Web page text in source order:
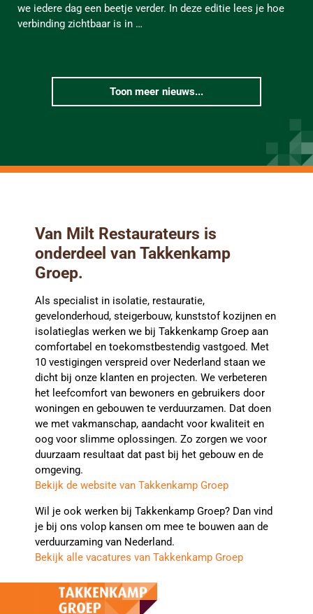
we iedere dag een beetje verder. In deze editie lees je hoe
verbinding zichtbaar is in …
Toon meer nieuws...
Van Milt Restaurateurs is
onderdeel van Takkenkamp
Groep.
Als specialist in isolatie, restauratie,
gevelonderhoud, steigerbouw, kunststof kozijnen en
isolatieglas werken we bij Takkenkamp Groep aan
comfortabel en toekomstbestendig vastgoed. Met
10 vestigingen verspreid over Nederland staan we
dicht bij onze klanten en projecten. We verbeteren
het leefcomfort van bewoners en gebruikers door
woningen en gebouwen te verduurzamen. Dat doen
we met vakmanschap, aandacht voor kwaliteit en
oog voor slimme oplossingen. Zo zorgen we voor
duurzaam resultaat dat past bij het gebouw en de
omgeving.
Bekijk de website van Takkenkamp Groep
Wil je ook werken bij Takkenkamp Groep? Dan vind
je bij ons volop kansen om mee te bouwen aan de
verduurzaming van Nederland.
Bekijk alle vacatures van Takkenkamp Groep